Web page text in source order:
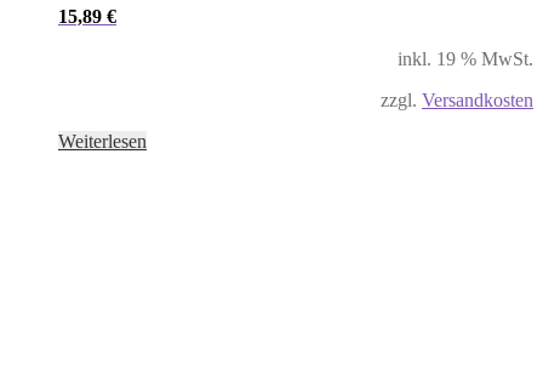
15,89 €
inkl. 19 % MwSt.
zzgl. Versandkosten
Weiterlesen